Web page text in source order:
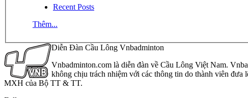
Recent Posts
Thêm...
Diễn Đàn Cầu Lông Vnbadminton
Vnbadminton.com là diễn đàn về Cầu Lông Việt Nam.
không chịu trách nhiệm với các thông tin do thành viên đưa
MXH của Bộ TT & TT.